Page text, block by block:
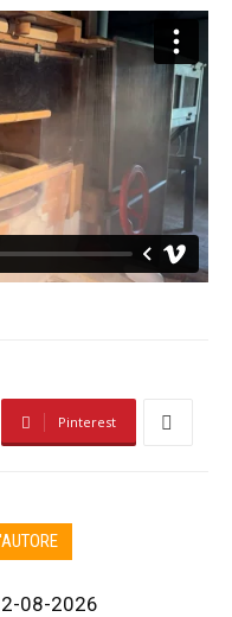
Pinterest
08-2026